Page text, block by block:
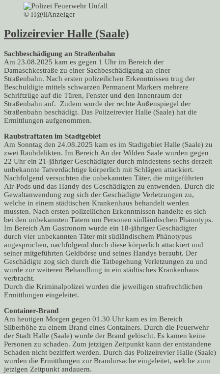
© H@llAnzeiger
Polizeirevier Halle (Saale)
Sachbeschädigung an Straßenbahn
Am 23.08.2025 kam es gegen 1 Uhr im Bereich der
Damaschkestraße zu einer Sachbeschädigung an einer
Straßenbahn. Nach ersten polizeilichen Erkenntnissen trug der
Beschuldigte mittels schwarzen Permanent Markers mehrere
Schriftzüge auf die Türen, Fenster und den Innenraum der
Straßenbahn auf. Zudem wurde der rechte Außenspiegel der
Straßenbahn beschädigt. Das Polizeirevier Halle (Saale) hat die
Ermittlungen aufgenommen.
Raubstraftaten im Stadtgebiet
Am Sonntag den 24.08.2025 kam es im Stadtgebiet Halle (Saale) zu
zwei Raubdelikten. Im Bereich An der Wilden Saale wurden gegen
22 Uhr ein 21-jähriger Geschädigter durch mindestens sechs derzeit
unbekannte Tatverdächtige körperlich mit Schlägen attackiert.
Nachfolgend versuchten die unbekannten Täter, die mitgeführten
Air-Pods und das Handy des Geschädigten zu entwenden. Durch die
Gewaltanwendung zog sich der Geschädigte Verletzungen zu,
welche in einem städtischen Krankenhaus behandelt werden
mussten. Nach ersten polizeilichen Erkenntnissen handelte es sich
bei den unbekannten Tätern um Personen südländischen Phänotyps.
Im Bereich Am Gastronom wurde ein 18-jähriger Geschädigter
durch vier unbekannten Täter mit südländischem Phänotypus
angesprochen, nachfolgend durch diese körperlich attackiert und
seiner mitgeführten Geldbörse und seines Handys beraubt. Der
Geschädigte zog sich durch die Tatbegehung Verletzungen zu und
wurde zur weiteren Behandlung in ein städtisches Krankenhaus
verbracht.
Durch die Kriminalpolizei wurden die jeweiligen strafrechtlichen
Ermittlungen eingeleitet.
Container-Brand
Am heutigen Morgen gegen 01.30 Uhr kam es im Bereich
Silberhöhe zu einem Brand eines Containers. Durch die Feuerwehr
der Stadt Halle (Saale) wurde der Brand gelöscht. Es kamen keine
Personen zu schaden. Zum jetzigen Zeitpunkt kann der entstandene
Schaden nicht beziffert werden. Durch das Polizeirevier Halle (Saale)
wurden die Ermittlungen zur Brandursache eingeleitet, welche zum
jetzigen Zeitpunkt andauern.